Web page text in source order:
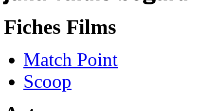
Fiches Films
Match Point
Scoop